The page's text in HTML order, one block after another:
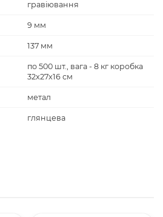
гравіювання
9 мм
137 мм
по 500 шт., вага - 8 кг коробка
32x27x16 см
метал
глянцева